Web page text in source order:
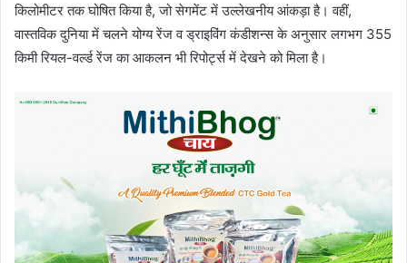
किलोमीटर तक घोषित किया है, जो सेगमेंट में उल्लेखनीय आंकड़ा है। वहीं,
वास्तविक दुनिया में चलने योग्य रेंज व ड्राइविंग कंडीशन्स के अनुसार लगभग 355
किमी रियल-वर्ल्ड रेंज का आकलन भी रिपोर्ट्स में देखने को मिला है।